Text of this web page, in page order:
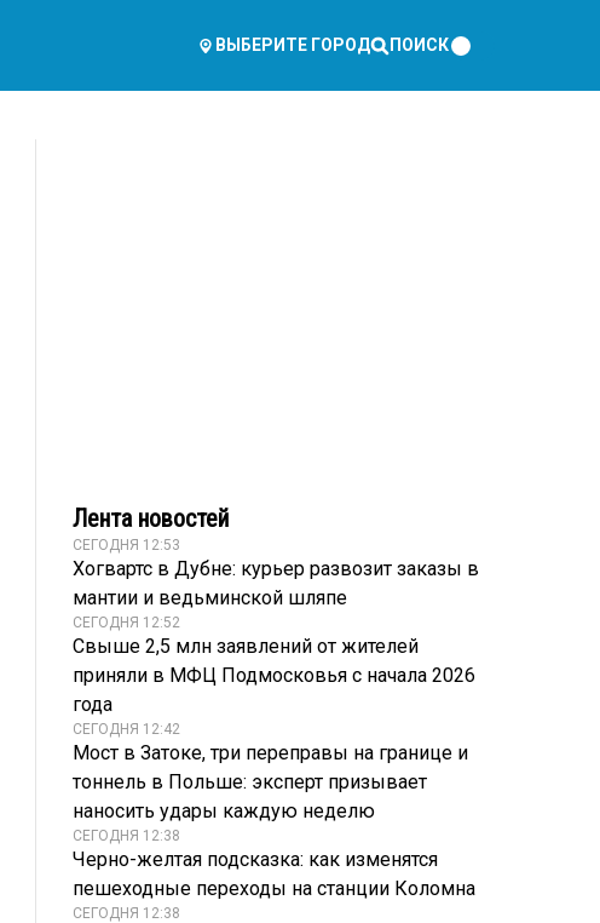
ВЫБЕРИТЕ ГОРОД ПОИСК
Лента новостей
СЕГОДНЯ 12:53
Хогвартс в Дубне: курьер развозит заказы в
мантии и ведьминской шляпе
СЕГОДНЯ 12:52
Свыше 2,5 млн заявлений от жителей
приняли в МФЦ Подмосковья с начала 2026
года
СЕГОДНЯ 12:42
Мост в Затоке, три переправы на границе и
тоннель в Польше: эксперт призывает
наносить удары каждую неделю
СЕГОДНЯ 12:38
Черно-желтая подсказка: как изменятся
пешеходные переходы на станции Коломна
СЕГОДНЯ 12:38